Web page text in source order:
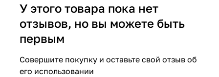
У этого товара пока нет
отзывов, но вы можете быть
первым
Совершите покупку и оставьте свой отзыв об
его использовании